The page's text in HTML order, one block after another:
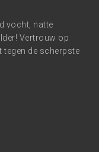
vocht, natte
Vertrouw op
tegen de scherpste